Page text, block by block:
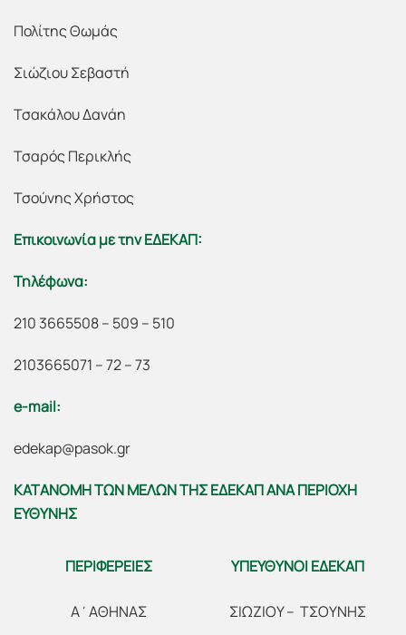
Πολίτης Θωμάς
Σιώζιου Σεβαστή
Τσακάλου Δανάη
Τσαρός Περικλής
Τσούνης Χρήστος
Επικοινωνία με την ΕΔΕΚΑΠ:
Τηλέφωνα:
210 3665508 – 509 – 510
2103665071 – 72 – 73
e-mail:
edekap@pasok.gr
ΚΑΤΑΝΟΜΗ ΤΩΝ ΜΕΛΩΝ ΤΗΣ ΕΔΕΚΑΠ ΑΝΑ ΠΕΡΙΟΧΗ
ΕΥΘΥΝΗΣ
ΠΕΡΙΦΕΡΕΙΕΣ ΥΠΕΥΘΥΝΟΙ ΕΔΕΚΑΠ
Α΄ΑΘΗΝΑΣ ΣΙΩΖΙΟΥ – ΤΣΟΥΝΗΣ